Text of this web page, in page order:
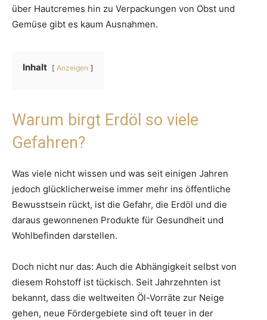
über Hautcremes hin zu Verpackungen von Obst und
Gemüse gibt es kaum Ausnahmen.
Inhalt Anzeigen
Warum birgt Erdöl so viele
Gefahren?
Was viele nicht wissen und was seit einigen Jahren
jedoch glücklicherweise immer mehr ins öffentliche
Bewusstsein rückt, ist die Gefahr, die Erdöl und die
daraus gewonnenen Produkte für Gesundheit und
Wohlbefinden darstellen.
Doch nicht nur das: Auch die Abhängigkeit selbst von
diesem Rohstoff ist tückisch. Seit Jahrzehnten ist
bekannt, dass die weltweiten Öl-Vorräte zur Neige
gehen, neue Fördergebiete sind oft teuer in der